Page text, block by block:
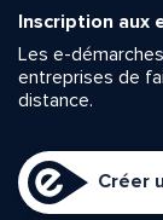
Inscription aux
Les e-
entreprises de
distance.
Créer